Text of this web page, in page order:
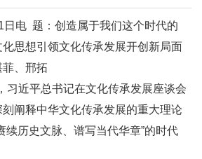
日电 题：创造属于我们这个时代的
思想引领文化传承发展开创新局面
、邢拓
习近平总书记在文化传承发展座谈会
刻阐释中华文化传承发展的重大理论
续历史文脉、谱写当代华章”的时代